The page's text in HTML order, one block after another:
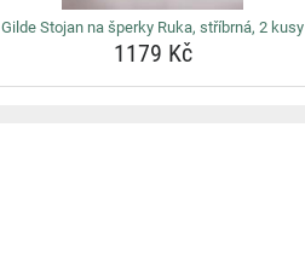
Gilde Stojan na šperky Ruka, stříbrná, 2 kusy
1179 Kč